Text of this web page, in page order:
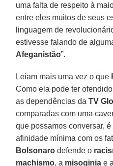
uma falta de respeito à
entre eles muitos de seus
linguagem de
estivesse falando de
Afeganistão”.
Leiam mais uma vez o que
Como ela pode ter
as dependências daTV
comparadas com uma
que possamos conversar,
afinidade mínima com os
Bolsonaro defende o
machismo, a misoginia e